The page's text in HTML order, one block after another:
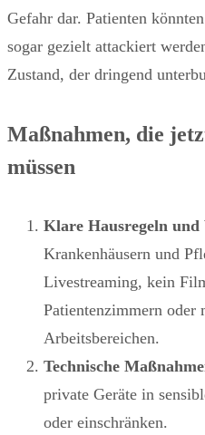
Gefahr dar. Patienten
sogar gezielt attackiert
Zustand, der dringend
Maßnahmen, die
müssen
Klare Hausregeln und
Krankenhäusern und
Livestreaming, kein
Patientenzimmern oder
Arbeitsbereichen.
Technische
private Geräte in
oder einschränken.